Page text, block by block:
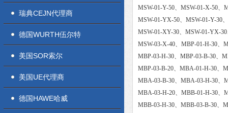
瑞典CEJN代理商
德国WURTH伍尔特
美国SOR索尔
美国UE代理商
德国HAWE哈威
MSW-01-Y-50、MSW-01-X-50、
MSW-01-YX-50、MSW-01-Y-30
MSW-01-XY-30、MSW-01-YX-
MSW-03-X-40、MBP-01-H-30、
MBP-03-H-30、MBP-03-B-30、
MBP-03-B-20、MBA-01-H-30、
MBA-03-B-30、MBA-03-H-30、
MBA-03-H-20、MBB-01-H-30、
MBB-03-H-30、MBB-03-B-30、